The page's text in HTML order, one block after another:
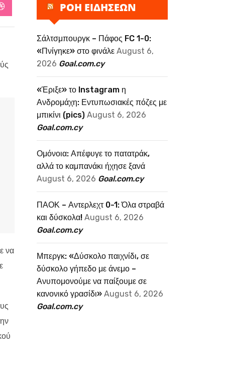
StumbleUpon
να
ΡΟΗ ΕΙΔΗΣΕΩΝ
Σάλτσμπουργκ – Πάφος FC 1-0:
«Πνίγηκε» στο φινάλε August 6,
2026 Goal.com.cy
«Έριξε» το Instagram η
Ανδρομάχη: Εντυπωσιακές πόζες με
μπικίνι (pics) August 6, 2026
Goal.com.cy
Ομόνοια: Απέφυγε το πατατράκ,
αλλά το καμπανάκι ήχησε ξανά
August 6, 2026 Goal.com.cy
ΠΑΟΚ – Αντερλεχτ 0-1: Όλα στραβά
και δύσκολα! August 6, 2026
Goal.com.cy
Μπεργκ: «Δύσκολο παιχνίδι, σε
δύσκολο γήπεδο με άνεμο –
Ανυπομονούμε να παίξουμε σε
κανονικό γρασίδι» August 6, 2026
Goal.com.cy